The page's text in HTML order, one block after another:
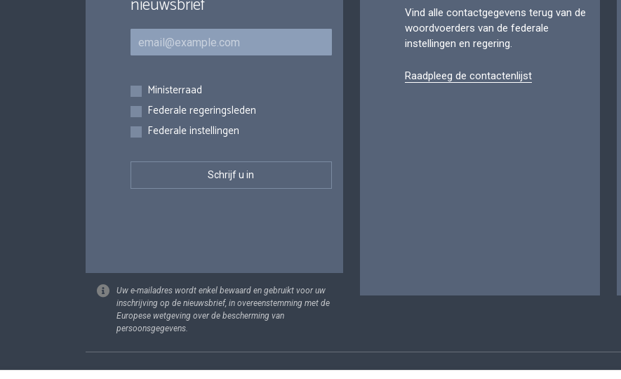
nieuwsbrief
E-mail
Inschrijvingen
Ministerraad
Federale regeringsleden
Federale instellingen
Uw e-mailadres wordt enkel bewaard en gebruikt voor uw
inschrijving op de nieuwsbrief, in overeenstemming met de
Europese wetgeving over de bescherming van
persoonsgegevens.
Vind alle contactgegevens terug van de
woordvoerders van de federale
instellingen en regering.
Raadpleeg de contactenlijst
Footer